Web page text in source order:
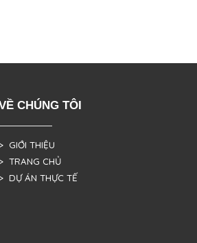
CHÚNG TÔI
> GIỚI THIỆU
> TRANG CHỦ
> DỰ ÁN THỰC TẾ